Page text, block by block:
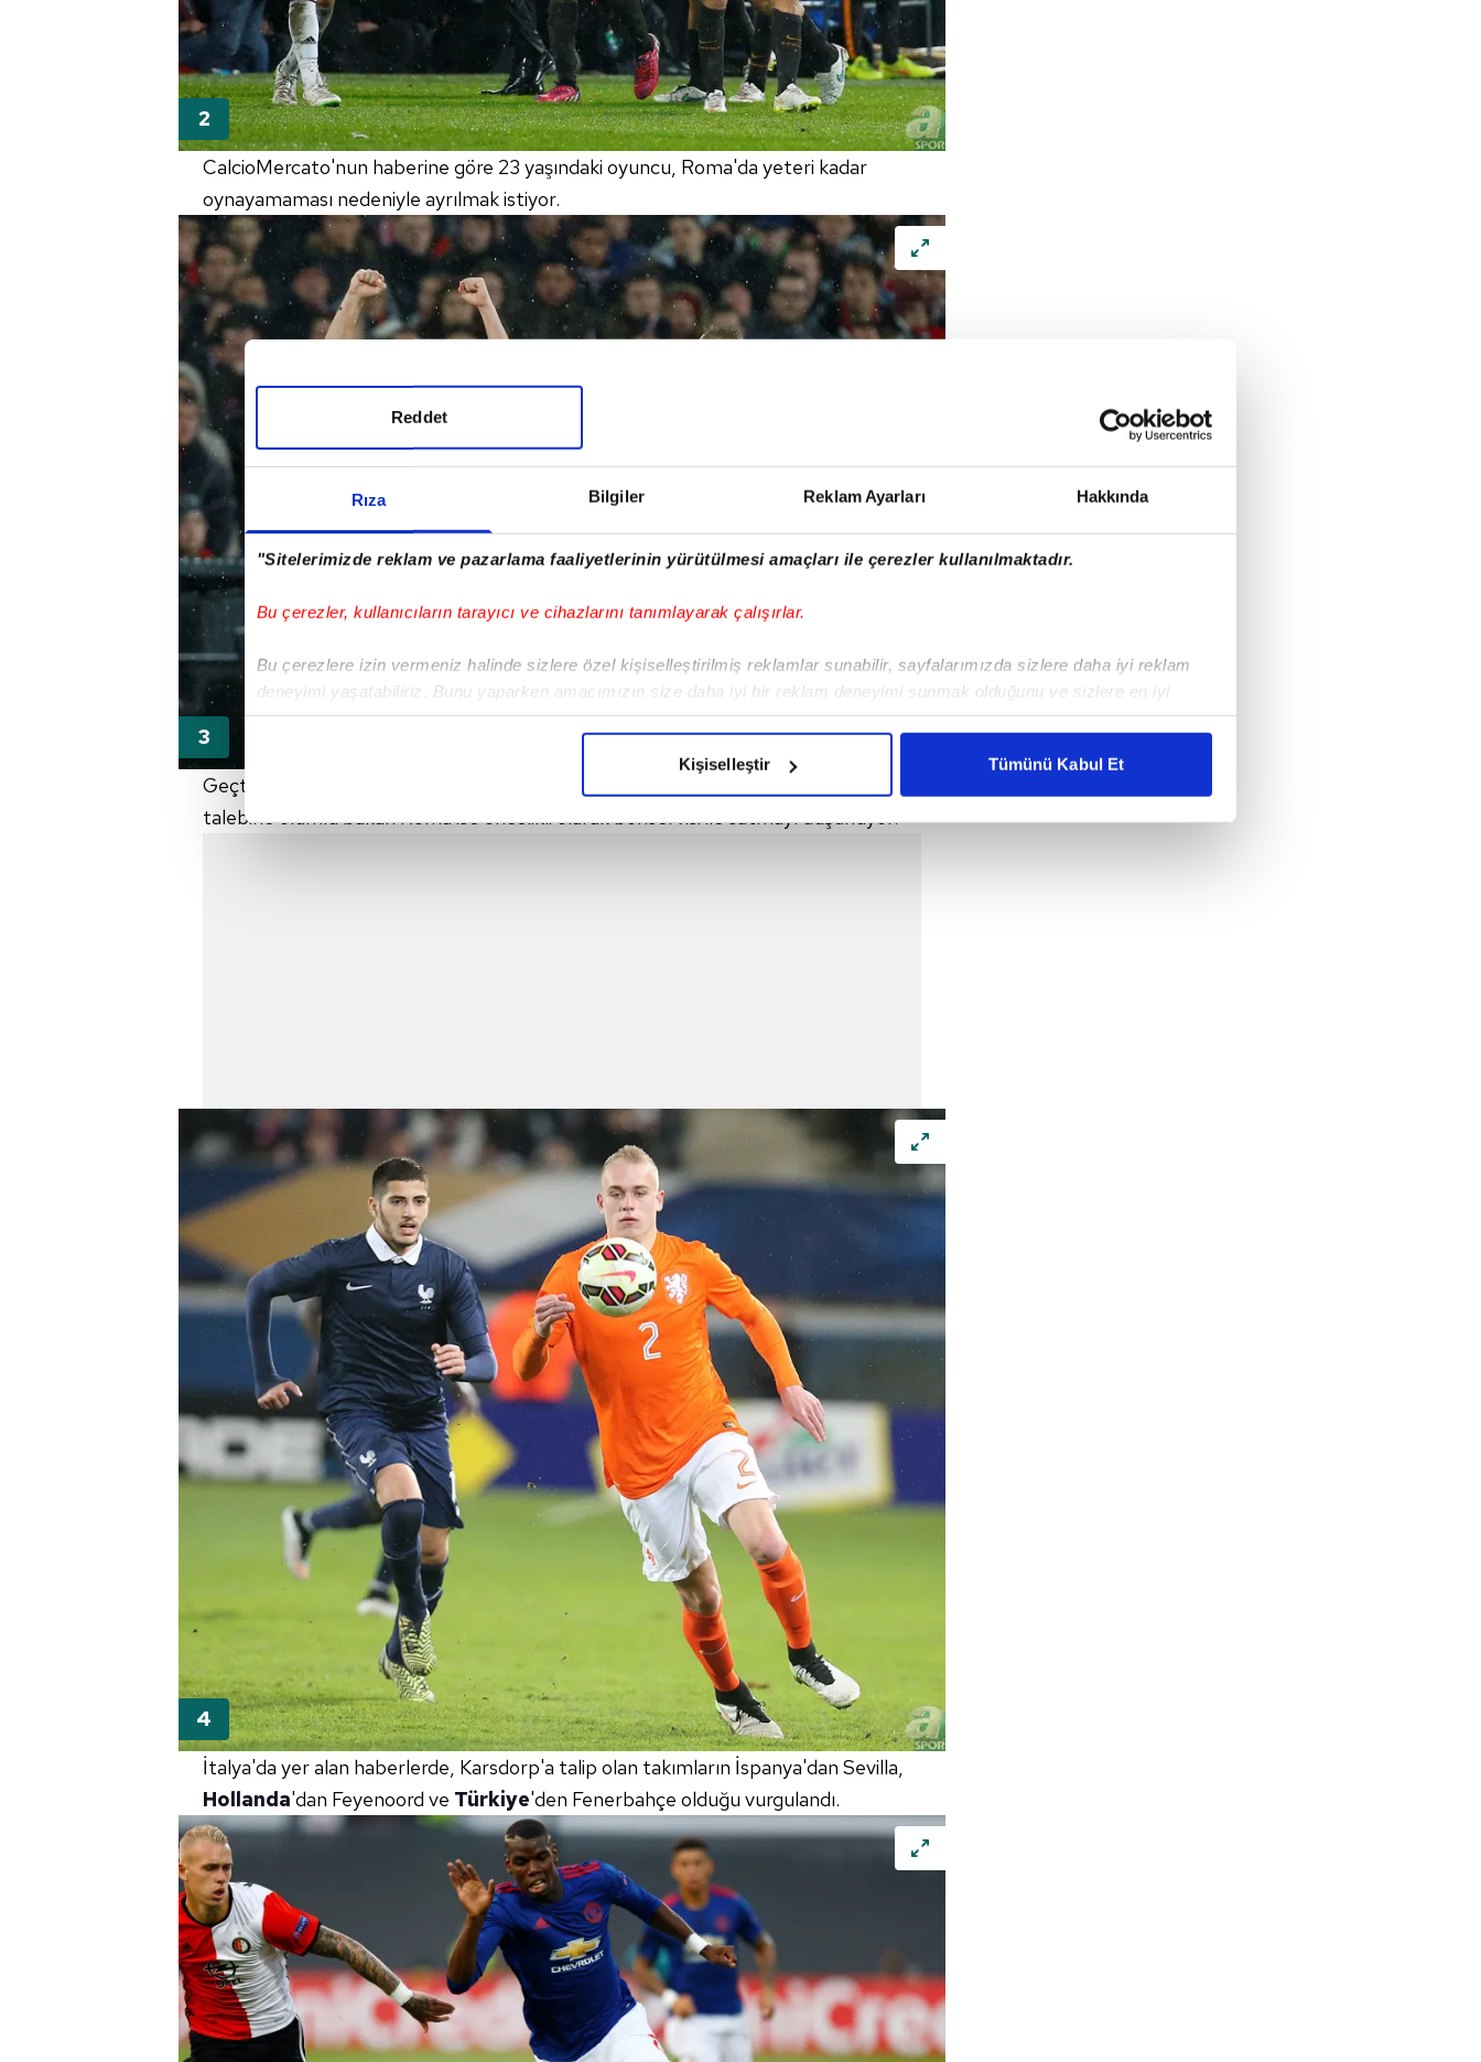
Rıza Bilgiler Reklam Ayarları Hakkında
"Sitelerimizde reklam ve pazarlama faaliyetlerinin yürütülmesi amaçları ile çerezler kullanılmaktadır.
Bu çerezler, kullanıcıların tarayıcı ve cihazlarını tanımlayarak çalışırlar.
Bu çerezlere izin vermeniz halinde sizlere özel kişiselleştirilmiş reklamlar sunabilir, sayfalarımızda sizlere daha iyi reklam
deneyimi yaşatabiliriz. Bunu yaparken amacımızın size daha iyi bir reklam deneyimi sunmak olduğunu ve sizlere en iyi
içerikleri sunabilmek adına elimizden gelen çabayı gösterdiğimizi ve bu noktada, reklamların maliyetlerimizi karşılamak
Her halükârda, kullanıcılar, bu çerezlere izin vermedikleri takdirde, kullanıcılara hedefli reklamlar gösterilmeyecektir."
Reddet
Kişiselleştir Tümünü Kabul Et
CalcioMercato'nun haberine göre 23 yaşındaki oyuncu, Roma'da yeteri kadar
oynayamaması nedeniyle ayrılmak istiyor.
Geçtiğimiz yaz Feyenoord'dan 14 milyon Euro'ya transfer edilen Karsdorp'un bu
talebine olumlu bakan Roma ise öncelikli olarak bonservisi ile satmayı düşünüyor.
İtalya'da yer alan haberlerde, Karsdorp'a talip olan takımların İspanya'dan Sevilla,
Hollanda'dan Feyenoord ve Türkiye'den Fenerbahçe olduğu vurgulandı.